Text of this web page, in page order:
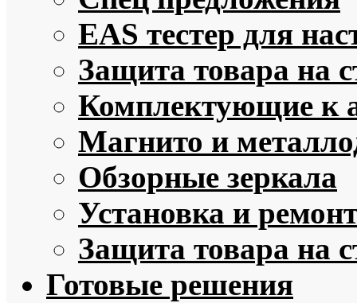
EAS тестер для
Защита товара на
Комплектующие к
Магнито и
Обзорные зеркала
Установка и
Защита товара на
Готовые решения